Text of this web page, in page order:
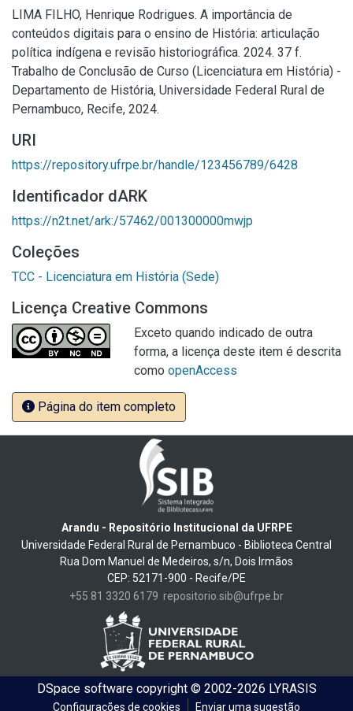
LIMA FILHO, Henrique Rodrigues. A importância de
conteúdos digitais para o ensino de História: articulação
política indígena e revisão historiográfica. 2024. 37 f.
Trabalho de Conclusão de Curso (Licenciatura em História) -
Departamento de História, Universidade Federal Rural de
Pernambuco, Recife, 2024.
URI
https://repository.ufrpe.br/handle/123456789/6428
Identificador dARK
https://n2t.net/ark:/57462/001300000mwjp
Coleções
TCC - Licenciatura em História (Sede)
Licença Creative Commons
Exceto quando indicado de outra
forma, a licença deste item é descrita
como openAccess
Página do item completo
Arandu - Repositório Institucional da UFRPE
Universidade Federal Rural de Pernambuco - Biblioteca Central
Rua Dom Manuel de Medeiros, s/n, Dois Irmãos
CEP: 52171-900 - Recife/PE
+55 81 3320 6179 repositorio.sib@ufrpe.br
DSpace softwarecopyright © 2002-2026 LYRASIS
Configurações de cookies Enviar uma sugestão